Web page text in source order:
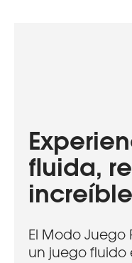
fluida,
increíble
El Modo Juego
un juego fluido